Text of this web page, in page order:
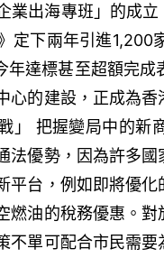
業出海專班」的成
定下兩年引進1,200
年達標甚至超額完
心的建設，正成為
」 把握變局中的新
法優勢，因為許多
平台，例如即將優
燃油的稅務優惠。
不單可配合市民需